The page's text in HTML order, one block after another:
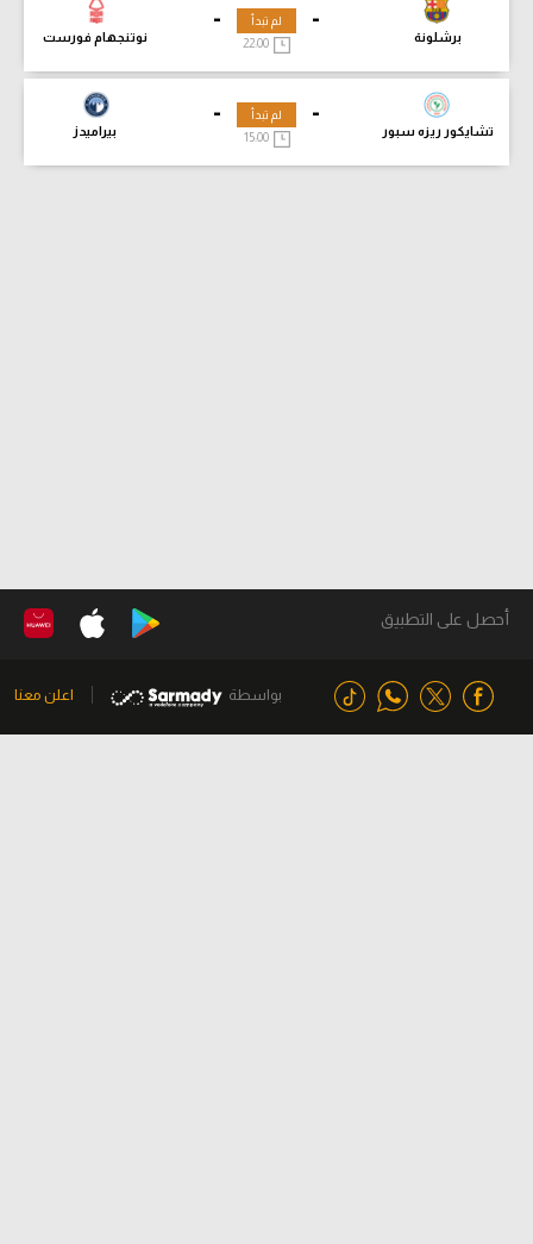
-
برشلونة
-
نوتنجهام فورست
لم تبدأ
-
تشايكور ريزه سبور
-
بيراميدز
لم تبدأ
15:00
أحصل على التطبيق
بواسطة اعلن معنا